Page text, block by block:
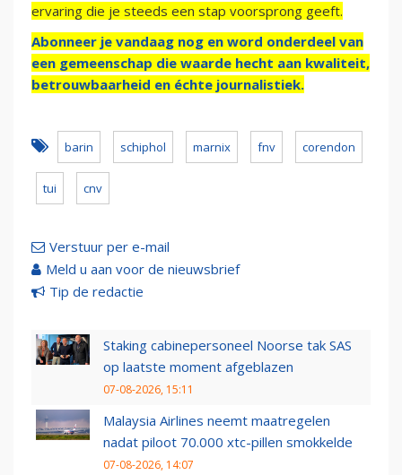
ervaring die je steeds een stap voorsprong geeft.
Abonneer je vandaag nog en word onderdeel van
een gemeenschap die waarde hecht aan kwaliteit,
betrouwbaarheid en échte journalistiek.
barin schiphol marnix fnv corendon
tui cnv
Verstuur per e-mail
Meld u aan voor de nieuwsbrief
Tip de redactie
Staking cabinepersoneel Noorse tak SAS
op laatste moment afgeblazen
07-08-2026, 15:11
Malaysia Airlines neemt maatregelen
nadat piloot 70.000 xtc-pillen smokkelde
07-08-2026, 14:07